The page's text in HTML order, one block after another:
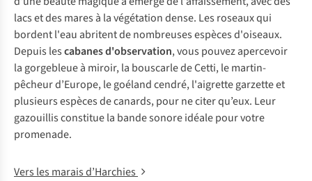
lacs et des mares à la végétation dense. Les roseaux qui
bordent l'eau abritent de nombreuses espèces d'oiseaux.
Depuis lescabanes d'observation, vous pouvez apercevoir
la gorgebleue à miroir, la bouscarle de Cetti, le martin-
pêcheur d’Europe, le goéland cendré, l'aigrette garzette et
plusieurs espèces de canards, pour ne citer qu’eux. Leur
gazouillis constitue la bande sonore idéale pour votre
promenade.
Vers les marais d’Harchies